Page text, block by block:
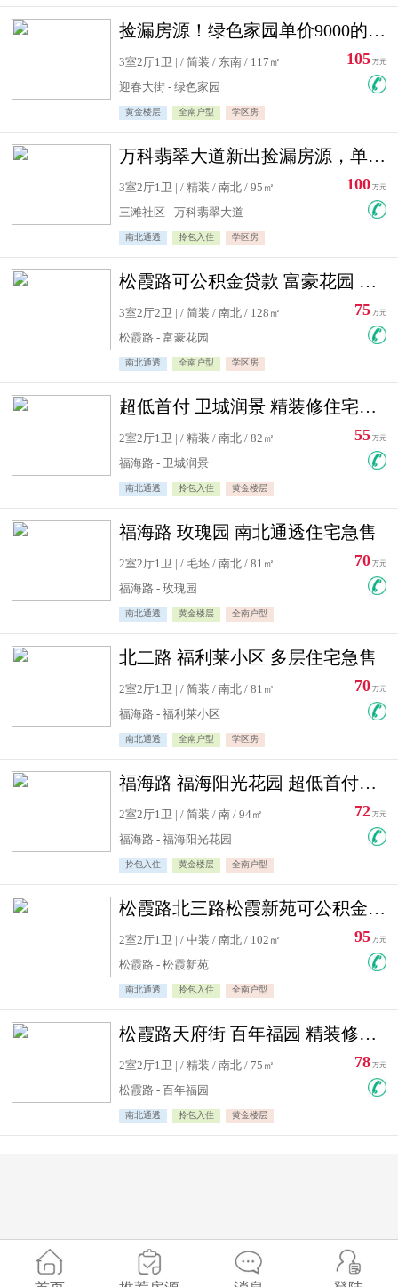
捡漏房源！绿色家园单价9000的大三居，实验小学永明双学区
3室2厅1卫 | / 简装 / 东南 / 117㎡
迎春大街 - 绿色家园
黄金楼层 全南户型 学区房
105 万元
万科翡翠大道新出捡漏房源，单价10500精装修
3室2厅1卫 | / 精装 / 南北 / 95㎡
三滩社区 - 万科翡翠大道
南北通透 拎包入住 学区房
100 万元
松霞路可公积金贷款 富豪花园 复式住宅急售送小棚
3室2厅2卫 | / 简装 / 南北 / 128㎡
松霞路 - 富豪花园
南北通透 全南户型 学区房
75 万元
超低首付 卫城润景 精装修住宅急售 可公积金贷款
2室2厅1卫 | / 精装 / 南北 / 82㎡
福海路 - 卫城润景
南北通透 拎包入住 黄金楼层
55 万元
福海路 玫瑰园 南北通透住宅急售
2室2厅1卫 | / 毛坯 / 南北 / 81㎡
福海路 - 玫瑰园
南北通透 黄金楼层 全南户型
70 万元
北二路 福利莱小区 多层住宅急售
2室2厅1卫 | / 简装 / 南北 / 81㎡
福海路 - 福利莱小区
南北通透 全南户型 学区房
70 万元
福海路 福海阳光花园 超低首付住宅急售
2室2厅1卫 | / 简装 / 南 / 94㎡
福海路 - 福海阳光花园
拎包入住 黄金楼层 全南户型
72 万元
松霞路北三路松霞新苑可公积金贷款北小区南北通透住宅急售
2室2厅1卫 | / 中装 / 南北 / 102㎡
松霞路 - 松霞新苑
南北通透 拎包入住 全南户型
95 万元
松霞路天府街 百年福园 精装修住宅急售
2室2厅1卫 | / 精装 / 南北 / 75㎡
松霞路 - 百年福园
南北通透 拎包入住 黄金楼层
78 万元